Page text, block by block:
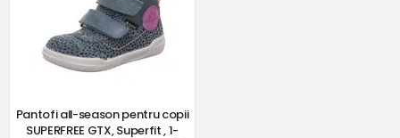
Pantofi all-season pentru copii
SUPERFREE GTX, Superfit , 1-